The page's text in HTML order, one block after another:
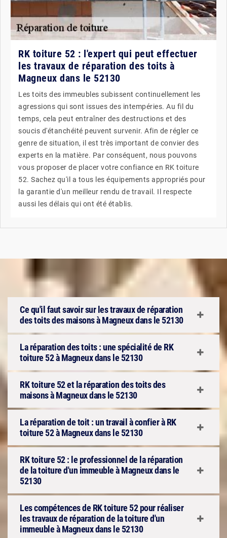
RK toiture 52 : l'expert qui peut effectuer
les travaux de réparation des toits à
Magneux dans le 52130
Les toits des immeubles subissent continuellement les
agressions qui sont issues des intempéries. Au fil du
temps, cela peut entraîner des destructions et des
soucis d'étanchéité peuvent survenir. Afin de régler ce
genre de situation, il est très important de convier des
experts en la matière. Par conséquent, nous pouvons
vous proposer de placer votre confiance en RK toiture
52. Sachez qu'il a tous les équipements appropriés pour
la garantie d'un meilleur rendu de travail. Il respecte
aussi les délais qui ont été établis.
Ce qu'il faut savoir sur les travaux de réparation
des toits des maisons à Magneux dans le 52130
La réparation des toits : une spécialité de RK
toiture 52 à Magneux dans le 52130
RK toiture 52 et la réparation des toits des
maisons à Magneux dans le 52130
La réparation de toit : un travail à confier à RK
toiture 52 à Magneux dans le 52130
RK toiture 52 : le professionnel de la réparation
de la toiture d'un immeuble à Magneux dans le
52130
Les compétences de RK toiture 52 pour réaliser
les travaux de réparation de la toiture d'un
immeuble à Magneux dans le 52130